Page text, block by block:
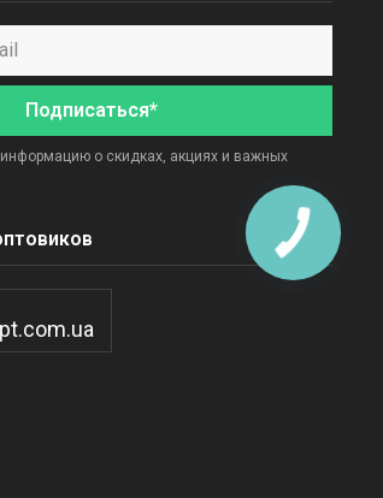
Подписаться*
о скидках, акциях и важных